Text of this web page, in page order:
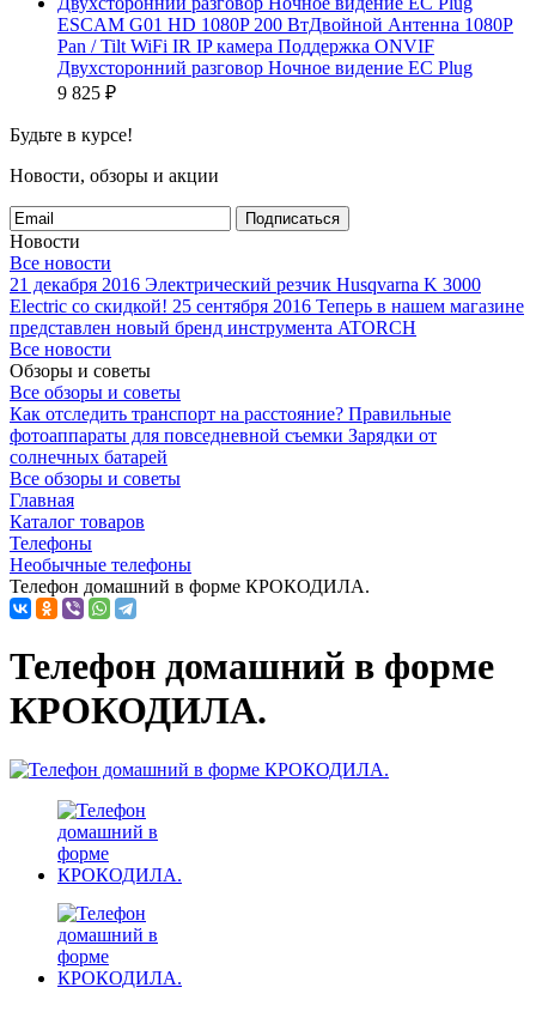
ESCAM G01 HD 1080P 200 ВтДвойной Антенна 1080P
Pan / Tilt WiFi IR IP камера Поддержка ONVIF
Двухсторонний разговор Ночное видение ЕС Plug
9 825 ₽
Будьте в курсе!
Новости, обзоры и акции
Подписаться
Новости
Все новости
21 декабря 2016 Электрический резчик Husqvarna K 3000
Electric со скидкой! 25 сентября 2016 Теперь в нашем магазине
представлен новый бренд инструмента ATORCH
Все новости
Обзоры и советы
Все обзоры и советы
Как отследить транспорт на расстояние? Правильные
фотоаппараты для повседневной съемки Зарядки от
солнечных батарей
Все обзоры и советы
Главная
Каталог товаров
Телефоны
Необычные телефоны
Телефон домашний в форме КРОКОДИЛА.
Телефон домашний в форме
КРОКОДИЛА.